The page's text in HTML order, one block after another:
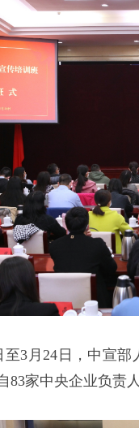
月24日，中宣部
83家中央企业负责